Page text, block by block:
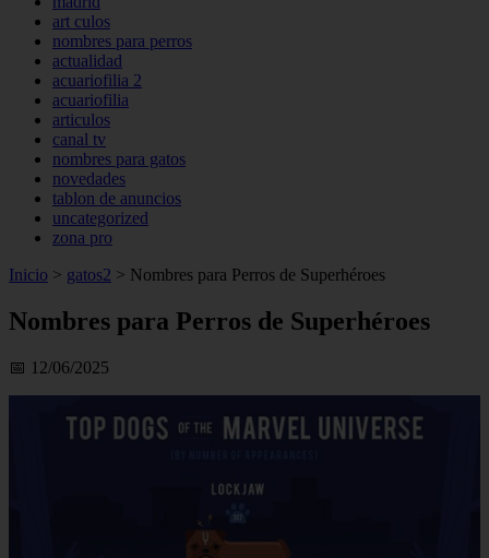
art culos
nombres para perros
actualidad
acuariofilia 2
acuariofilia
articulos
canal tv
nombres para gatos
novedades
tablon de anuncios
uncategorized
zona pro
Inicio > gatos2 > Nombres para Perros de Superhéroes
Nombres para Perros de Superhéroes
📅 12/06/2025